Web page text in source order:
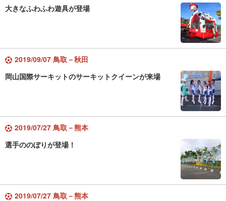
大きなふわふわ遊具が登場
2019/09/07 鳥取－秋田
岡山国際サーキットのサーキットクイーンが来場
2019/07/27 鳥取－熊本
選手ののぼりが登場！
2019/07/27 鳥取－熊本